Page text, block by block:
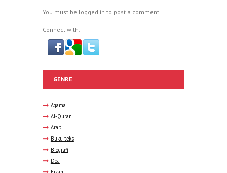
You must be logged in to post a comment.
Connect with:
GENRE
Agama
Al-Quran
Arab
Buku teks
Biografi
Doa